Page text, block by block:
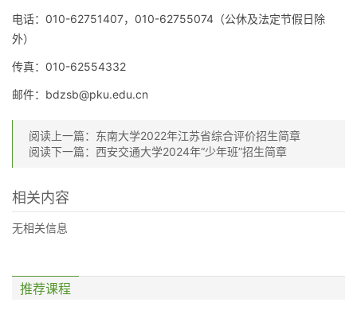
电话：010-62751407，010-62755074（公休及法定节假日除
外）
传真：010-62554332
邮件： bdzsb@pku.edu.cn
阅读上一篇： 东南大学2022年江苏省综合评价招生简章
阅读下一篇： 西安交通大学2024年“少年班”招生简章
相关内容
无相关信息
推荐课程